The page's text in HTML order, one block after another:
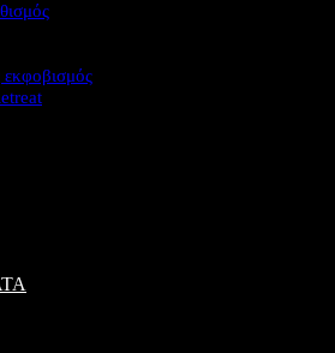
εκφοβισμός